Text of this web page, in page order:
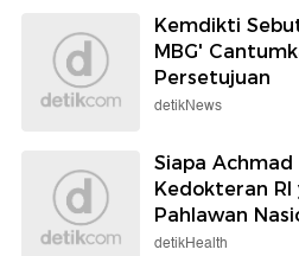
Kemdikti
MBG'
Persetujuan
detikNews
Siapa
Kedokteran RI
Pahlawan
detikHealth